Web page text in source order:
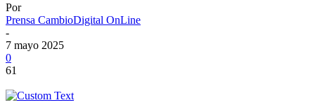
Por
Prensa CambioDigital OnLine
-
7 mayo 2025
0
61